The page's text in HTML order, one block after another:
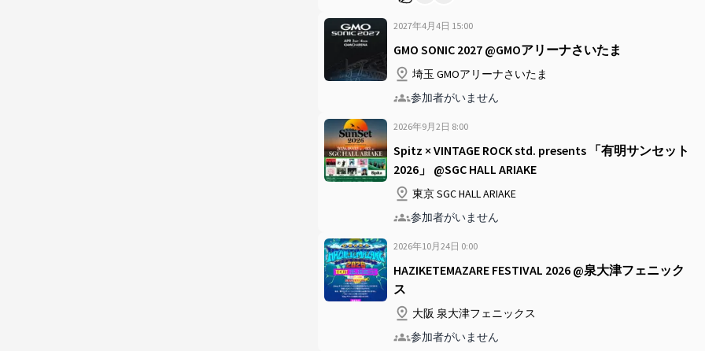
2027年4月4日 15:00
GMO SONIC 2027 @GMOアリーナさいたま
埼玉 GMOアリーナさいたま
参加者がいません
2026年9月2日 8:00
Spitz × VINTAGE ROCK std. presents 「有明サンセット
2026」 @SGC HALL ARIAKE
東京 SGC HALL ARIAKE
参加者がいません
2026年10月24日 0:00
HAZIKETEMAZARE FESTIVAL 2026 @泉大津フェニック
ス
大阪 泉大津フェニックス
参加者がいません